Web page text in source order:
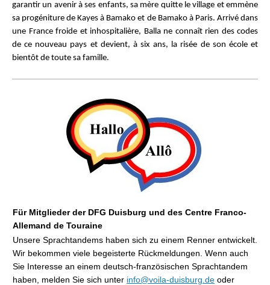
garantir un avenir à ses enfants, sa mère quitte le village et emmène
sa progéniture de Kayes à Bamako et de Bamako à Paris. Arrivé dans
une France froide et inhospitalière, Balla ne connaît rien des codes
de ce nouveau pays et devient, à six ans, la risée de son école et
bientôt de toute sa famille.
Für Mitglieder der DFG Duisburg und des Centre Franco-
Allemand de Touraine
Unsere Sprachtandems haben sich zu einem Renner entwickelt.
Wir bekommen viele begeisterte Rückmeldungen. Wenn auch
Sie Interesse an einem deutsch-französischen Sprachtandem
haben, melden Sie sich unter info@voila-duisburg.de oder